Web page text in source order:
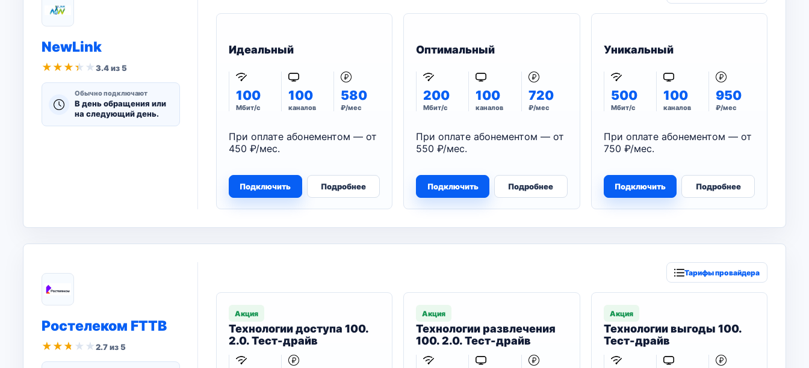
NewLink
★ ★ ★ ★ ★3.4 из 5
Обычно подключают
В день обращения или
на следующий день.
Идеальный
100
Мбит/с
100
каналов
580
₽/мес
При оплате абонементом — от
450 ₽/мес.
Подключить Подробнее
Оптимальный
200
Мбит/с
100
каналов
720
₽/мес
При оплате абонементом — от
550 ₽/мес.
Подключить Подробнее
Уникальный
500
Мбит/с
100
каналов
950
₽/мес
При оплате абонементом — от
750 ₽/мес.
Подключить Подробнее
Ростелеком FTTB
★ ★ ★ ★ ★2.7 из 5
Тарифы провайдера
Акция
Технологии доступа 100.
2.0. Тест-драйв
Акция
Технологии развлечения
100. 2.0. Тест-драйв
Акция
Технологии выгоды 100.
Тест-драйв